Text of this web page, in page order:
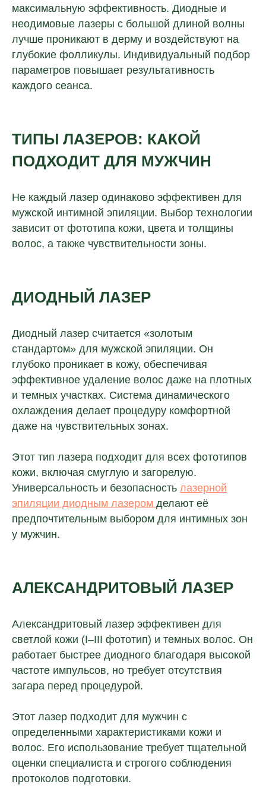
максимальную эффективность. Диодные и
неодимовые лазеры с большой длиной волны
лучше проникают в дерму и воздействуют на
глубокие фолликулы. Индивидуальный подбор
параметров повышает результативность
каждого сеанса.
ТИПЫ ЛАЗЕРОВ: КАКОЙ
ПОДХОДИТ ДЛЯ МУЖЧИН
Не каждый лазер одинаково эффективен для
мужской интимной эпиляции. Выбор технологии
зависит от фототипа кожи, цвета и толщины
волос, а также чувствительности зоны.
ДИОДНЫЙ ЛАЗЕР
Диодный лазер считается «золотым
стандартом» для мужской эпиляции. Он
глубоко проникает в кожу, обеспечивая
эффективное удаление волос даже на плотных
и темных участках. Система динамического
охлаждения делает процедуру комфортной
даже на чувствительных зонах.
Этот тип лазера подходит для всех фототипов
кожи, включая смуглую и загорелую.
Универсальность и безопасность лазерной
эпиляции диодным лазером делают её
предпочтительным выбором для интимных зон
у мужчин.
АЛЕКСАНДРИТОВЫЙ ЛАЗЕР
Александритовый лазер эффективен для
светлой кожи (I–III фототип) и темных волос. Он
работает быстрее диодного благодаря высокой
частоте импульсов, но требует отсутствия
загара перед процедурой.
Этот лазер подходит для мужчин с
определенными характеристиками кожи и
волос. Его использование требует тщательной
оценки специалиста и строгого соблюдения
протоколов подготовки.